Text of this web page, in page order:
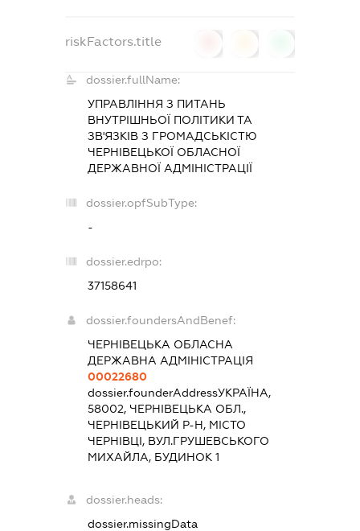
riskFactors.title
dossier.fullName:
УПРАВЛІННЯ З ПИТАНЬ
ВНУТРІШНЬОЇ ПОЛІТИКИ ТА
ЗВ'ЯЗКІВ З ГРОМАДСЬКІСТЮ
ЧЕРНІВЕЦЬКОЇ ОБЛАСНОЇ
ДЕРЖАВНОЇ АДМІНІСТРАЦІЇ
dossier.opfSubType:
-
dossier.edrpo:
37158641
dossier.foundersAndBenef:
ЧЕРНІВЕЦЬКА ОБЛАСНА
ДЕРЖАВНА АДМІНІСТРАЦІЯ
00022680
dossier.founderAddressУКРАЇНА,
58002, ЧЕРНІВЕЦЬКА ОБЛ.,
ЧЕРНІВЕЦЬКИЙ Р-Н, МІСТО
ЧЕРНІВЦІ, ВУЛ.ГРУШЕВСЬКОГО
МИХАЙЛА, БУДИНОК 1
dossier.heads:
dossier.missingData